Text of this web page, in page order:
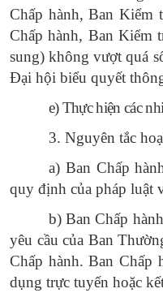
Chấp hành, Ban Kiểm
Chấp hành, Ban Kiểm
sung) không vượt quá
Đại hội biểu quyết
e) Thực hiện các
3. Nguyên tắc
a) Ban Chấp
quy định của pháp luật
b) Ban Chấp
yêu cầu của Ban
Chấp hành. Ban Chấp
dụng trực tuyến hoặc